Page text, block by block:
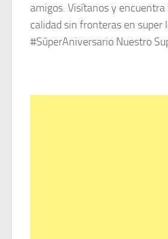
amigos. Visítanos y
calidad sin fronteras en super
#SúperAniversario Nuestro